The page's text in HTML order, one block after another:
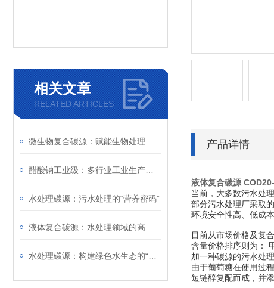
相关文章
RELATED ARTICLES
水处理碳源：污水处理的“营养密码”
产品详情
液体复合碳源
当前，大多数污水处
部分污水处理厂采取
环境安全性高、低成
目前从市场价格及复
含量价格排序则为：
加一种碳源的污水处
由于葡萄糖在使用过
短链醇复配而成，并